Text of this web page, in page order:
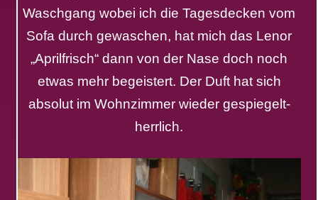
Waschgang wobei ich die Tagesdecken vom
Sofa durch gewaschen, hat mich das Lenor
„Aprilfrisch“ dann von der Nase doch noch
etwas mehr begeistert. Der Duft hat sich
absolut im Wohnzimmer wieder gespiegelt-
herrlich.